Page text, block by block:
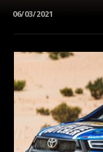
06/03/2021